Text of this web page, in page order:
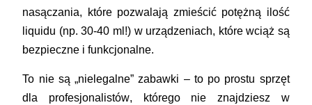
nasączania, które pozwalają zmieścić potężną ilość
liquidu (np. 30-40 ml!) w urządzeniach, które wciąż są
bezpieczne i funkcjonalne.
To nie są „nielegalne” zabawki – to po prostu sprzęt
dla profesjonalistów, którego nie znajdziesz w